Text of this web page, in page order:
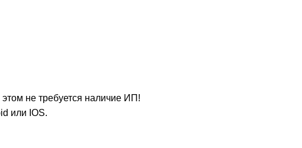
не требуется наличие ИП!
или IOS.